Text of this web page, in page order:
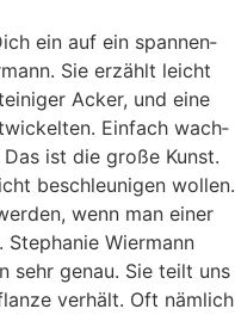
ein auf ein span­nen­
Sie erzählt leicht
Acker, und eine
Ein­fach wach­
ist die gro­ße Kunst.
beschleu­ni­gen wol­len.
wenn man einer
Ste­pha­nie Wier­mann
sehr genau. Sie teilt uns
ver­hält. Oft näm­lich